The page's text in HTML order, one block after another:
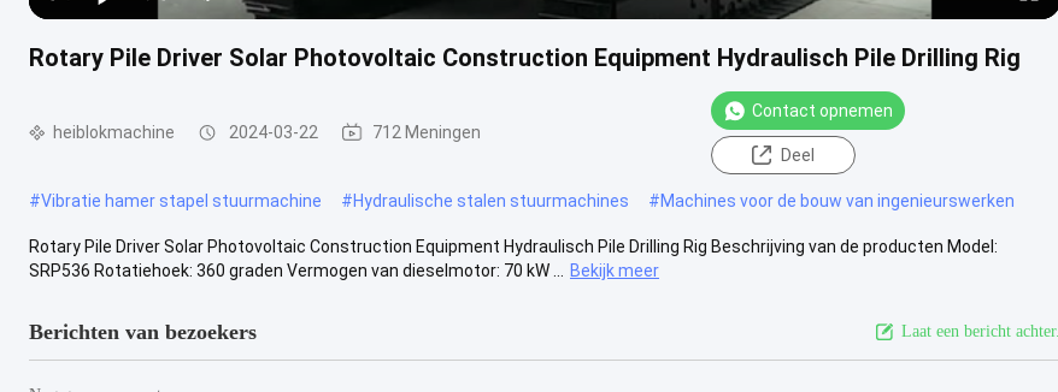
Rotary Pile Driver Solar Photovoltaic Construction Equipment Hydraulisch Pile Drilling Rig
heiblokmachine 2024-03-22 712 Meningen
Contact opnemen
Deel
#Vibratie hamer stapel stuurmachine #Hydraulische stalen stuurmachines #Machines voor de bouw van ingenieurswerken
Rotary Pile Driver Solar Photovoltaic Construction Equipment Hydraulisch Pile Drilling Rig Beschrijving van de producten Model:
SRP536 Rotatiehoek: 360 graden Vermogen van dieselmotor: 70 kW ...
Bekijk meer
Berichten van bezoekers Laat een bericht achter.